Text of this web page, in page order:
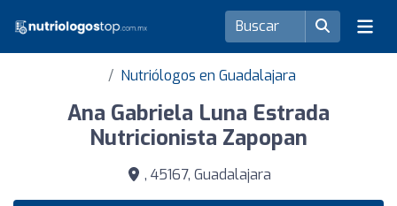
Nutriólogos en Guadalajara
Ana Gabriela Luna Estrada
Nutricionista Zapopan
, 45167, Guadalajara